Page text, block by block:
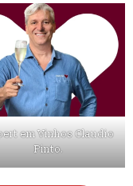
em Vinhos Claudio
Pinto.